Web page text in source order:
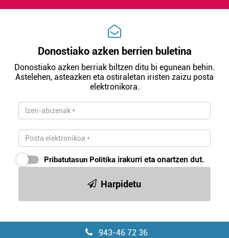
Donostiako azken berrien buletina
Donostiako azken berriak biltzen ditu bi egunean behin.
Astelehen, asteazken eta ostiraletan iristen zaizu posta
elektronikora.
Pribatutasun Politika irakurri eta onartzen dut.
Harpidetu
943-46 72 36